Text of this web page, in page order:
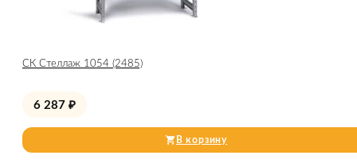
СК Стеллаж 1054 (2485)
6 287 ₽
В корзину